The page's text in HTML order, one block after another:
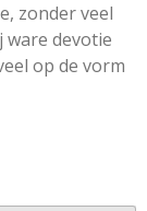
zonder veel
devotie
op de vorm